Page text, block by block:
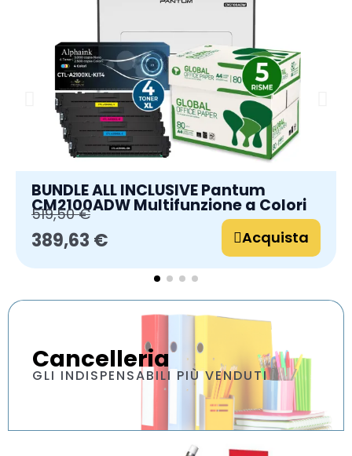
BUNDLE ALL INCLUSIVE Pantum
CM2100ADW Multifunzione a Colori
519,50 €
389,63 € Acquista
Cancelleria
GLI INDISPENSABILI PIÙ VENDUTI